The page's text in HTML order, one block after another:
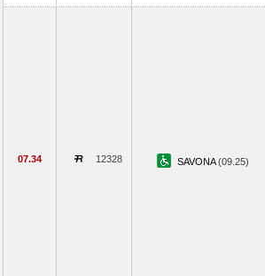
07.34 12328 SAVONA(09.25)